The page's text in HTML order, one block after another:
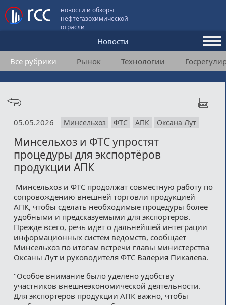
новости и обзоры
нефтегазохимической
отрасли
Новости
Аналитика и мнения
Конференции
Подписка
Пользовательское соглашение
Медиакит
Контакты
Все рубрики Рынок Технологии
05.05.2026 Минсельхоз ФТС АПК Оксана Лут
Минсельхоз и ФТС упростят
процедуры для экспортёров
продукции АПК
Минсельхоз и ФТС продолжат совместную работу по
сопровождению внешней торговли продукцией
АПК, чтобы сделать необходимые процедуры более
удобными и предсказуемыми для экспортеров.
Прежде всего, речь идет о дальнейшей интеграции
информационных систем ведомств, сообщает
Минсельхоз по итогам встречи главы министерства
Оксаны Лут и руководителя ФТС Валерия Пикалева.
"Особое внимание было уделено удобству
участников внешнеэкономической деятельности.
Для экспортеров продукции АПК важно, чтобы